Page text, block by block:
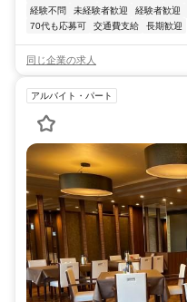
経験不問
未経験者歓迎 経験者歓迎
70代も応募可
交通費支給 長期歓迎
同じ企業の求人
アルバイト・パート